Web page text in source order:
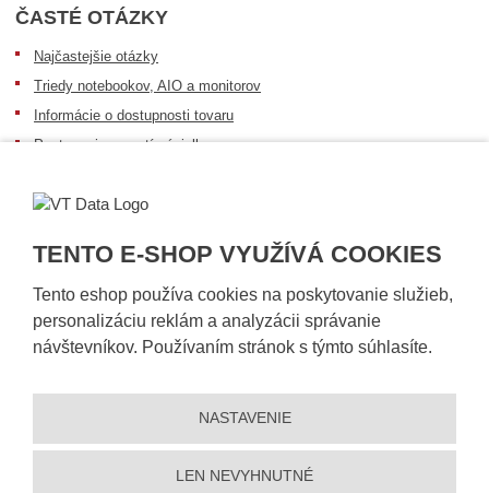
TENTO E-SHOP VYUŽÍVÁ COOKIES
Tento eshop používa cookies na poskytovanie služieb,
personalizáciu reklám a analyzácii správanie
návštevníkov. Používaním stránok s týmto súhlasíte.
NASTAVENIE
LEN NEVYHNUTNÉ
ČASTÉ OTÁZKY
Najčastejšie otázky
Triedy notebookov, AIO a monitorov
Informácie o dostupnosti tovaru
Postup pri prevzatí zásielky
Sledovanie zásielok
Vyhlásenie o prístupnosti |Ochrana osobných údajov |Mapa stránky |